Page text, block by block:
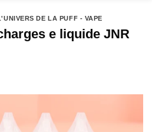
DE LA PUFF - VAPE
e liquide JNR